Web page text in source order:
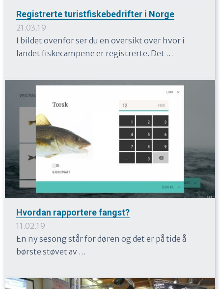
Registrerte turistfiskebedrifter i Norge
21.03.19
I bildet ovenfor ser du en oversikt over hvor i
landet fiskecampene er registrerte. Det …
Hvordan rapportere fangst?
11.02.19
En ny sesong står for døren og det er på tide å
børste støvet av …